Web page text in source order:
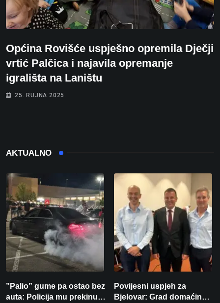
Općina Rovišće uspješno opremila Dječji
vrtić Palčica i najavila opremanje
igrališta na Laništu
25. RUJNA 2025.
AKTUALNO
”Palio” gume pa ostao bez
auta: Policija mu prekinula
Povijesni uspjeh za
Bjelovar: Grad domaćin